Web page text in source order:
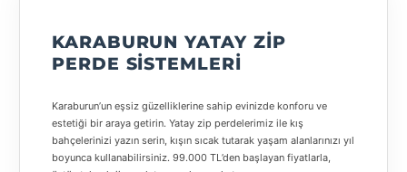
KARABURUN YATAY ZIP
PERDE SISTEMLERI
Karaburun’un eşsiz güzelliklerine sahip evinizde konforu ve
estetiği bir araya getirin. Yatay zip perdelerimiz ile kış
bahçelerinizi yazın serin, kışın sıcak tutarak yaşam alanlarınızı yıl
boyunca kullanabilirsiniz. 99.000 TL’den başlayan fiyatlarla,
Aydın
Banja
Luka